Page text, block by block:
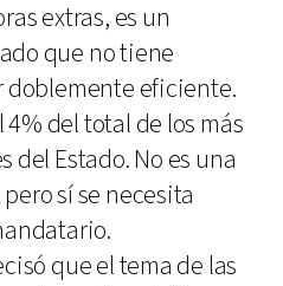
extras, es un
que no tiene
doblemente eficiente.
del total de los más
del Estado. No es una
sí se necesita
que el tema de las